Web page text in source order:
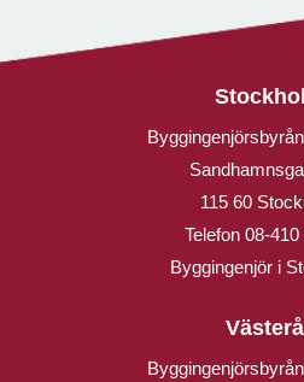
115 60
Telefon 08-410
Byggingenjör i